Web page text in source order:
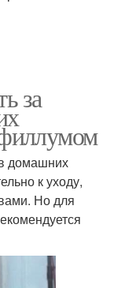
за
домашних
к уходу,
Но для